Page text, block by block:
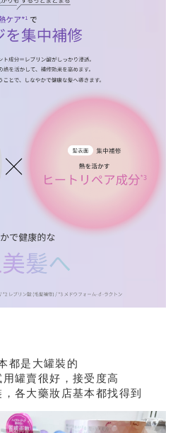
都是大罐裝的
罐賣很好，接受度高
各大藥妝店基本都找得到